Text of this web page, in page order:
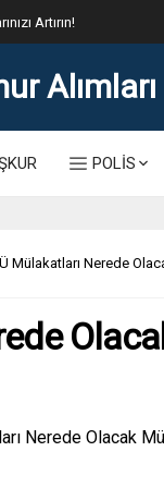
POLİS
Mülakatları Nerede
Nerede Olacak